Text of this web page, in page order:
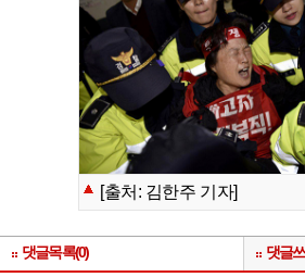
[출처: 김한주 기자]
댓글목록(0) 댓글